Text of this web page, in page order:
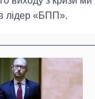
лідер «БПП».